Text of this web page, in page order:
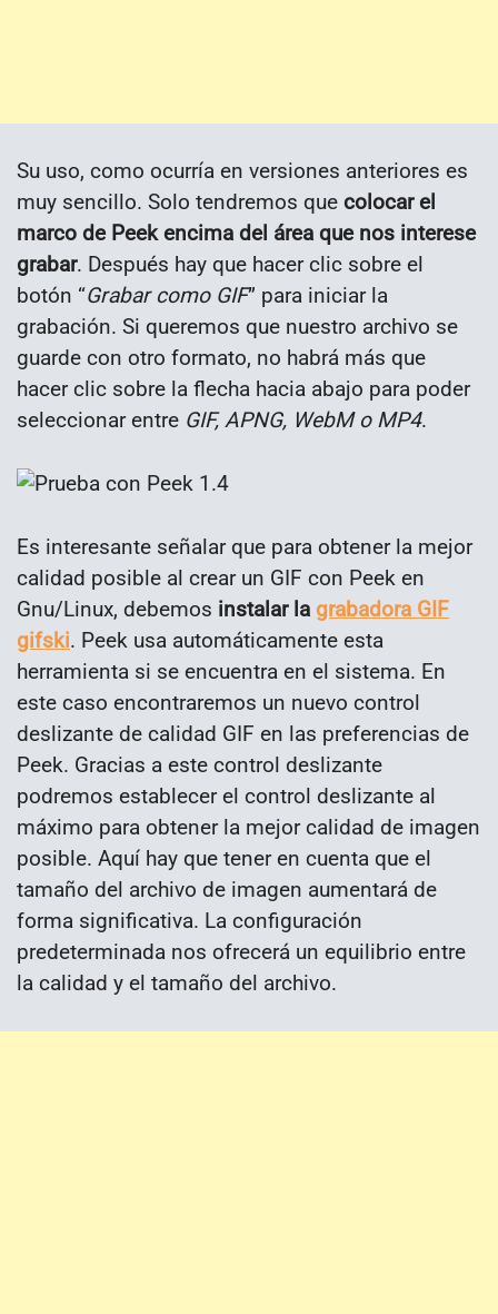
Su uso, como ocurría en versiones anteriores es
muy sencillo. Solo tendremos que colocar el
marco de Peek encima del área que nos interese
grabar. Después hay que hacer clic sobre el
botón “Grabar como GIF” para iniciar la
grabación. Si queremos que nuestro archivo se
guarde con otro formato, no habrá más que
hacer clic sobre la flecha hacia abajo para poder
seleccionar entre GIF, APNG, WebM o MP4.
Es interesante señalar que para obtener la mejor
calidad posible al crear un GIF con Peek en
Gnu/Linux, debemos instalar la grabadora GIF
gifski. Peek usa automáticamente esta
herramienta si se encuentra en el sistema. En
este caso encontraremos un nuevo control
deslizante de calidad GIF en las preferencias de
Peek. Gracias a este control deslizante
podremos establecer el control deslizante al
máximo para obtener la mejor calidad de imagen
posible. Aquí hay que tener en cuenta que el
tamaño del archivo de imagen aumentará de
forma significativa. La configuración
predeterminada nos ofrecerá un equilibrio entre
la calidad y el tamaño del archivo.